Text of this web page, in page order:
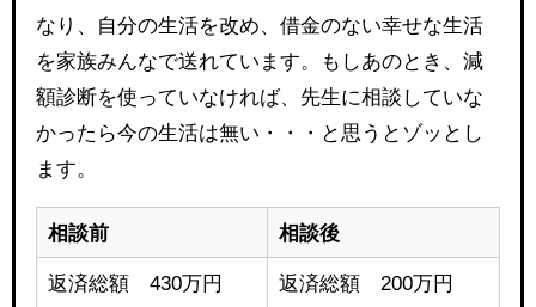
なり、自分の生活を改め、借金のない幸せな生活
を家族みんなで送れています。もしあのとき、減
額診断を使っていなければ、先生に相談していな
かったら今の生活は無い・・・と思うとゾッとし
ます。
相談前 相談後
返済総額 430万円 返済総額 200万円